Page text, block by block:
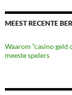
MEEST RECENTE
Waarom “casino
meeste spelers